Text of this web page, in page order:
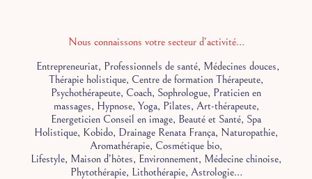
Nous connaissons votre secteur d’activité…
Entrepreneuriat, Professionnels de santé, Médecines douces,
Thérapie holistique, Centre de formation Thérapeute,
Psychothérapeute, Coach, Sophrologue, Praticien en
massages, Hypnose, Yoga, Pilates, Art-thérapeute,
Energeticien Conseil en image, Beauté et Santé, Spa
Holistique, Kobido, Drainage Renata França, Naturopathie,
Aromathérapie, Cosmétique bio,
Lifestyle, Maison d’hôtes, Environnement, Médecine chinoise,
Phytothérapie, Lithothérapie, Astrologie…